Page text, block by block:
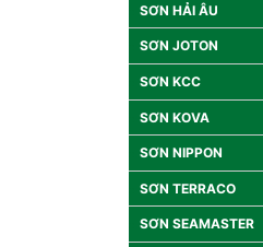
SƠN HẢI ÂU
SƠN JOTON
SƠN KCC
SƠN KOVA
SƠN NIPPON
SƠN TERRACO
SƠN SEAMASTER